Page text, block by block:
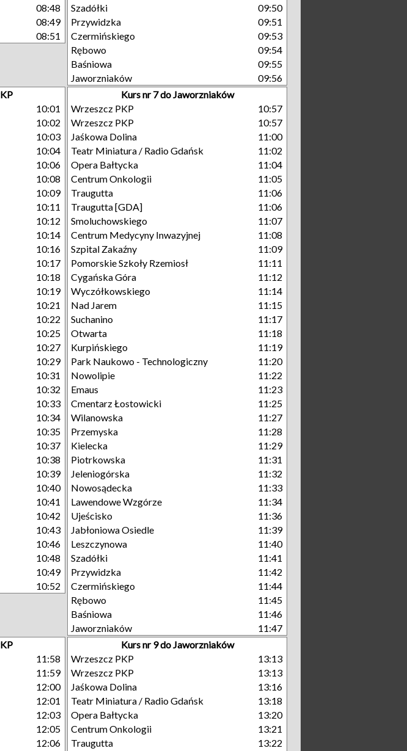
08:48
08:49
08:51
Szadółki
09:50
Przywidzka
09:51
Czermińskiego
09:53
Rębowo
09:54
Baśniowa
09:55
Jaworzniaków
09:56
10:01
10:02
10:03
10:04
10:06
10:08
10:09
10:11
10:12
10:14
10:16
10:17
10:18
10:19
10:21
10:22
10:25
10:27
10:29
10:31
10:32
10:33
10:34
10:35
10:37
10:38
10:39
10:40
10:41
10:42
10:43
10:46
10:48
10:49
10:52
Kurs nr 7 do Jaworzniaków
Wrzeszcz PKP
10:57
Wrzeszcz PKP
10:57
Jaśkowa Dolina
11:00
Teatr Miniatura / Radio Gdańsk
11:02
Opera Bałtycka
11:04
Centrum Onkologii
11:05
Traugutta
11:06
Traugutta [GDA]
11:06
Smoluchowskiego
11:07
Centrum Medycyny Inwazyjnej
11:08
Szpital Zakaźny
11:09
Pomorskie Szkoły Rzemiosł
11:11
Cygańska Góra
11:12
Wyczółkowskiego
11:14
Nad Jarem
11:15
Suchanino
11:17
Otwarta
11:18
Kurpińskiego
11:19
Park Naukowo - Technologiczny
11:20
Nowolipie
11:22
Emaus
11:23
Cmentarz Łostowicki
11:25
Wilanowska
11:27
Przemyska
11:28
Kielecka
11:29
Piotrkowska
11:31
Jeleniogórska
11:32
Nowosądecka
11:33
Lawendowe Wzgórze
11:34
Ujeścisko
11:36
Jabłoniowa Osiedle
11:39
Leszczynowa
11:40
Szadółki
11:41
Przywidzka
11:42
Czermińskiego
11:44
Rębowo
11:45
Baśniowa
11:46
Jaworzniaków
11:47
11:58
11:59
12:00
12:01
12:03
12:05
12:06
Kurs nr 9 do Jaworzniaków
Wrzeszcz PKP
13:13
Wrzeszcz PKP
13:13
Jaśkowa Dolina
13:16
Teatr Miniatura / Radio Gdańsk
13:18
Opera Bałtycka
13:20
Centrum Onkologii
13:21
Traugutta
13:22